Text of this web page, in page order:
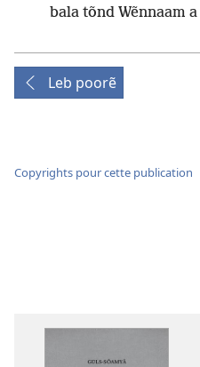
bala tõnd Wẽnnaam
Leb poorẽ
Copyrights pour cette publication